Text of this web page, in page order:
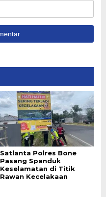
Satlanta Polres Bone
Pasang Spanduk
Keselamatan di Titik
Rawan Kecelakaan